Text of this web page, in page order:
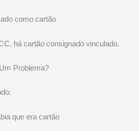
como cartão
há cartão consignado vinculado.
Problema?
que era cartão